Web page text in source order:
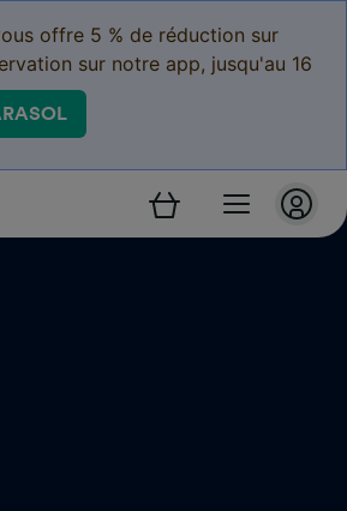
offre 5 % de réduction sur
sur notre app, jusqu'au 16